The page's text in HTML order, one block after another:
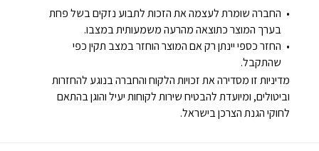
החברה שומרת לעצמה את הזכות לתבוע נזקים בשל פחת
בערך המוצר כתוצאה מהרעה משמעותית במצבו.
החזר כספי יינתן רק אם המוצר הוחזר במצב תקין כפי
שהתקבל.
מדיניות זו מסדירה את זכויות הלקוח והחברה בנוגע להחזרות
וביטולים, ומיועדת להבטיח שירות לקוחות יעיל והוגן בהתאם
לחוקי הגנת הצרכן בישראל.